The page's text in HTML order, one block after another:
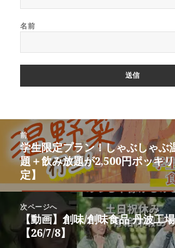
名前
ゲ
前
前
の
投
稿:
学生限定プラン！しゃぶしゃぶ
題＋飲み放題が2,500円ポッキ
定】
次ページへ
次
の
【動画】創味/創味食品 丹波工
【26/7/8】